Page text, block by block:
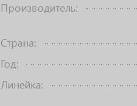
Производитель:
Страна:
Год:
Линейка: